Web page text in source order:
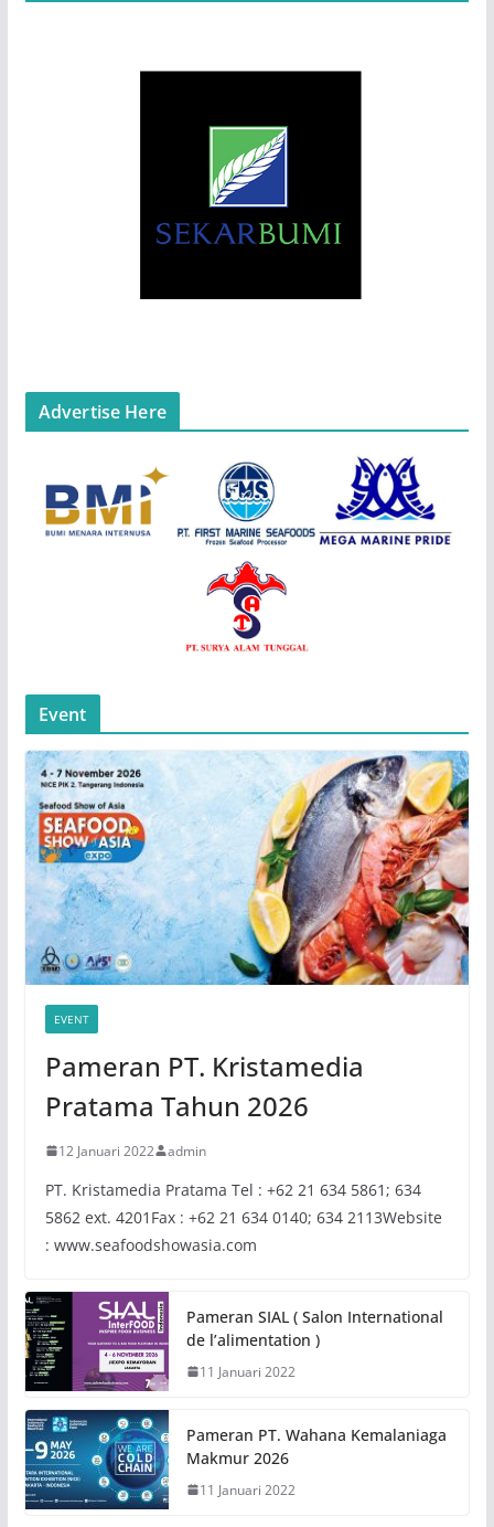
Advertise Here
Event
EVENT
Pameran PT. Kristamedia
Pratama Tahun 2026
12 Januari 2022 admin
PT. Kristamedia Pratama Tel : +62 21 634 5861; 634
5862 ext. 4201Fax : +62 21 634 0140; 634 2113Website
: www.seafoodshowasia.com
Pameran SIAL ( Salon International
de l’alimentation )
11 Januari 2022
Pameran PT. Wahana Kemalaniaga
Makmur 2026
11 Januari 2022